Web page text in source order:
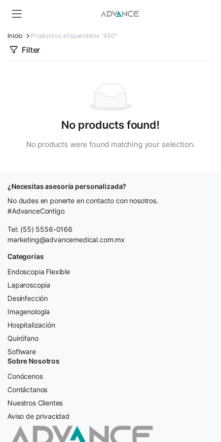
Inicio Productos etiquetados “450”
Filter
No products found!
No products were found matching your selection.
¿Necesitas asesoría personalizada?
No dudes en ponerte en contacto con nosotros.
#AdvanceContigo
Tel: (55) 5556-0166
marketing@advancemedical.com.mx
Categorías
Endoscopia Flexible
Laparoscopia
Desinfección
Imagenología
Hospitalización
Quirófano
Software
Sobre Nosotros
Conócenos
Contáctanos
Nuestros Clientes
Aviso de privacidad